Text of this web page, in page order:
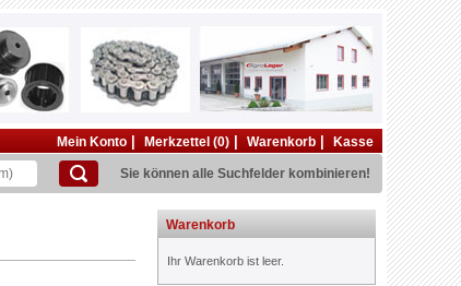
Mein Konto Merkzettel (0) Warenkorb Kasse
Sie können alle Suchfelder kombinieren!
Warenkorb
Ihr Warenkorb ist leer.